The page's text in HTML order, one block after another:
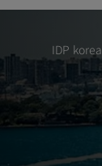
IDP korea